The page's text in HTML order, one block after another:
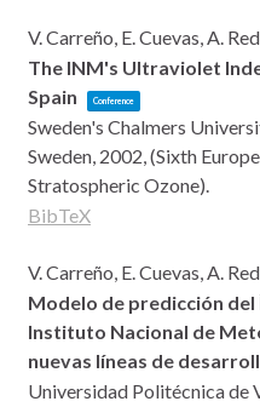
V. Carreño, E. Cuevas, A.
The INM's Ultraviolet
Spain
Conference
Sweden's Chalmers
Sweden, 2002, (Sixth
Stratospheric Ozone).
BibTeX
V. Carreño, E. Cuevas, A.
Modelo de predicción
Instituto Nacional de
nuevas líneas de
Universidad Politécnica de